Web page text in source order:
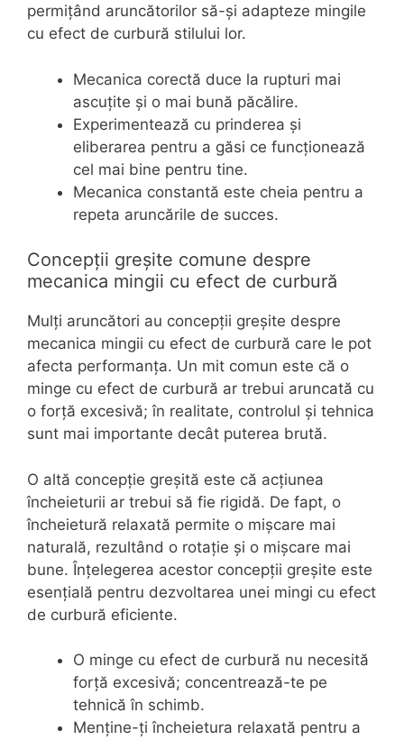
permițând aruncătorilor să-și adapteze mingile
cu efect de curbură stilului lor.
Mecanica corectă duce la rupturi mai
ascuțite și o mai bună păcălire.
Experimentează cu prinderea și
eliberarea pentru a găsi ce funcționează
cel mai bine pentru tine.
Mecanica constantă este cheia pentru a
repeta aruncările de succes.
Concepții greșite comune despre
mecanica mingii cu efect de curbură
Mulți aruncători au concepții greșite despre
mecanica mingii cu efect de curbură care le pot
afecta performanța. Un mit comun este că o
minge cu efect de curbură ar trebui aruncată cu
o forță excesivă; în realitate, controlul și tehnica
sunt mai importante decât puterea brută.
O altă concepție greșită este că acțiunea
încheieturii ar trebui să fie rigidă. De fapt, o
încheietură relaxată permite o mișcare mai
naturală, rezultând o rotație și o mișcare mai
bune. Înțelegerea acestor concepții greșite este
esențială pentru dezvoltarea unei mingi cu efect
de curbură eficiente.
O minge cu efect de curbură nu necesită
forță excesivă; concentrează-te pe
tehnică în schimb.
Menține-ți încheietura relaxată pentru a